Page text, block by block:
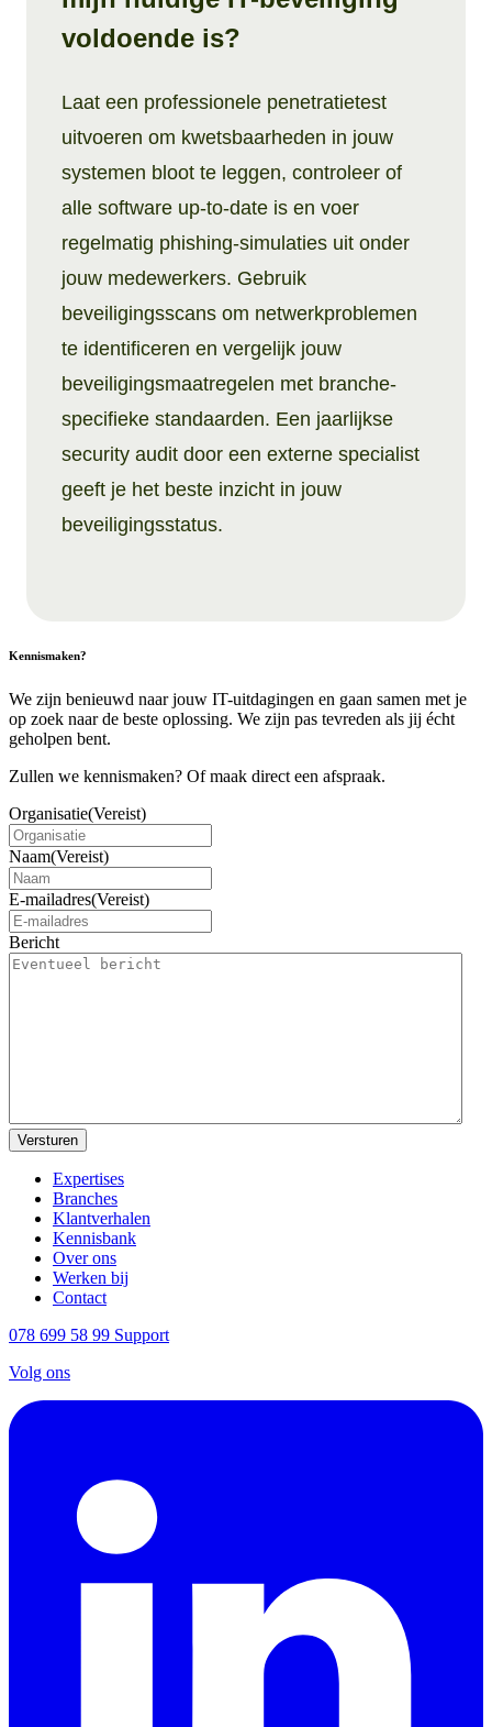
voldoende is?
Laat een professionele penetratietest
uitvoeren om kwetsbaarheden in jouw
systemen bloot te leggen, controleer of
alle software up-to-date is en voer
regelmatig phishing-simulaties uit onder
jouw medewerkers. Gebruik
beveiligingsscans om netwerkproblemen
te identificeren en vergelijk jouw
beveiligingsmaatregelen met branche-
specifieke standaarden. Een jaarlijkse
security audit door een externe specialist
geeft je het beste inzicht in jouw
beveiligingsstatus.
Kennismaken?
We zijn benieuwd naar jouw IT-uitdagingen en gaan samen met je
op zoek naar de beste oplossing. We zijn pas tevreden als jij écht
geholpen bent.
Zullen we kennismaken? Of maak direct een afspraak.
Organisatie(Vereist)
Naam(Vereist)
E-mailadres(Vereist)
Bericht
Versturen
Expertises
Branches
Klantverhalen
Kennisbank
Over ons
Werken bij
Contact
078 699 58 99 Support
Volg ons